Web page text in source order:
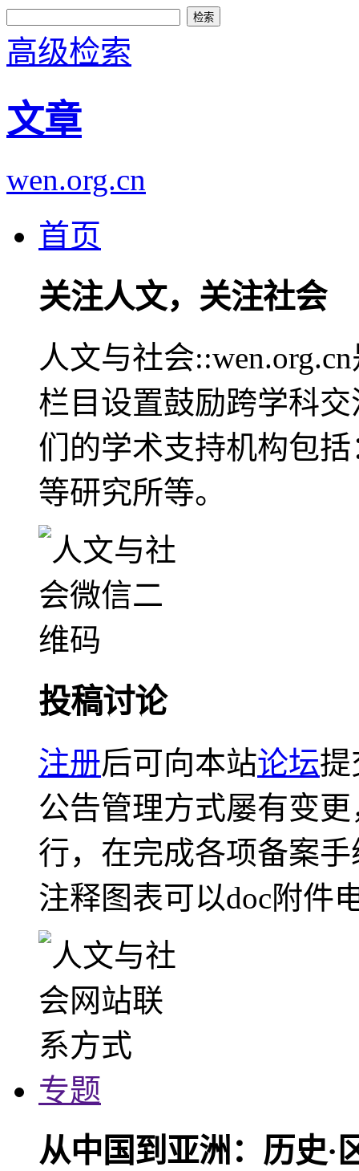
高级检索
文章
wen.org.cn
首页
关注人文，关注社会
人文与社会
栏目设置鼓励跨学科
们的学术支持机构包
等研究所等。
投稿讨论
注册后可向本站论坛提
公告管理方式屡有变
行，在完成各项备案
注释图表可以doc附件
专题
从中国到亚洲：历史·